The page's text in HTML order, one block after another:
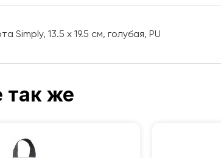
Simply, 13.5 х 19.5 см, голубая, PU
так же